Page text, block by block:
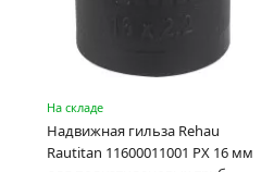
На складе
Надвижная гильза Rehau
Rautitan 11600011001 PX 16 мм